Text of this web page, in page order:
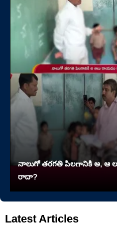
నాలుగో త‌ర‌గతి పిలగానికి అ, ఆ
రాదా?
Latest Articles